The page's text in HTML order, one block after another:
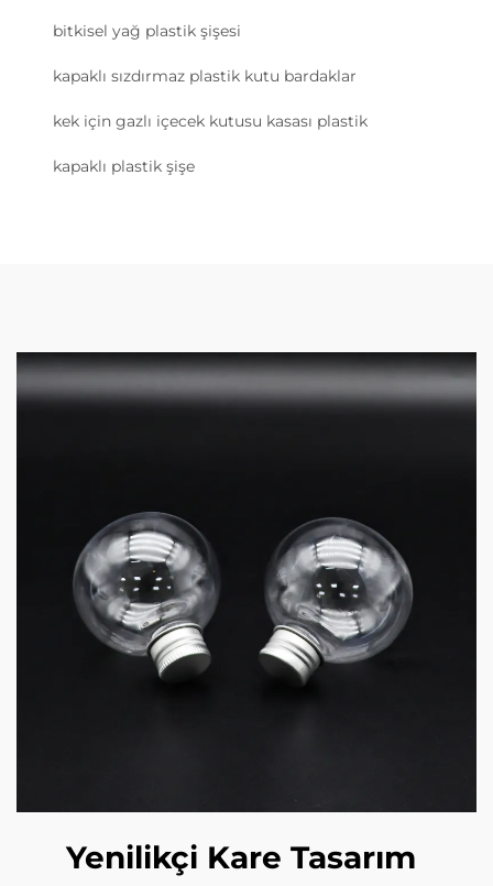
bitkisel yağ plastik şişesi
kapaklı sızdırmaz plastik kutu bardaklar
kek için gazlı içecek kutusu kasası plastik
kapaklı plastik şişe
Yenilikçi Kare Tasarım